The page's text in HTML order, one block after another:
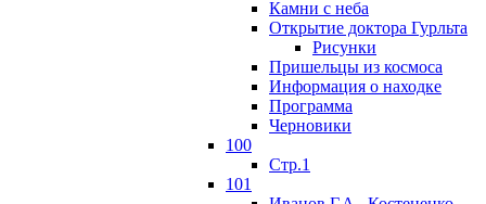
Камни с неба
Открытие доктора Гурльта
Рисунки
Пришельцы из космоса
Информация о находке
Программа
Черновики
100
Стр.1
101